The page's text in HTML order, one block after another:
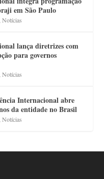
em São Paulo
,Notícias
lança diretrizes com
para governos
,Notícias
Internacional abre
da entidade no Brasil
,Notícias